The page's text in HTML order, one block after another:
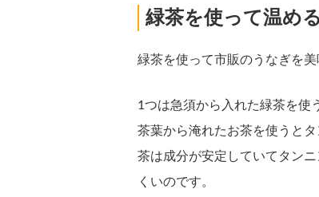
緑茶を使って温め
緑茶を使って市販のうなぎを
1つは急須から入れた緑茶を使
茶葉から淹れたお茶を使うと
茶は成分が安定していてタン
くいのです。